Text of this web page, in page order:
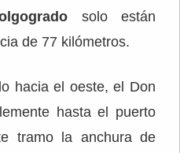
solo están
de 77 kilómetros.
hacia el oeste, el Don
hasta el puerto
tramo la anchura de